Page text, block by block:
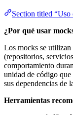
Section titled
¿Por qué usar
Los mocks se utilizan
(repositorios,
comportamiento
unidad de código
sus dependencias de
Herramientas